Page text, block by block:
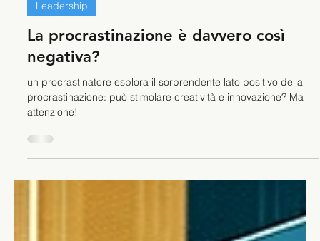
Stefano Calvetti
5 mar 2024
Tempo di lettura: 4 min
Leadership
La procrastinazione è davvero così
negativa?
un procrastinatore esplora il sorprendente lato positivo della